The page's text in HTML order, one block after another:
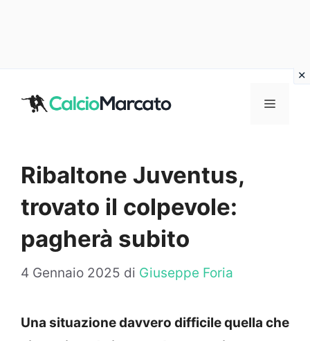
MENU
Ribaltone Juventus,
trovato il colpevole:
pagherà subito
4 Gennaio 2025 di Giuseppe Foria
Una situazione davvero difficile quella che